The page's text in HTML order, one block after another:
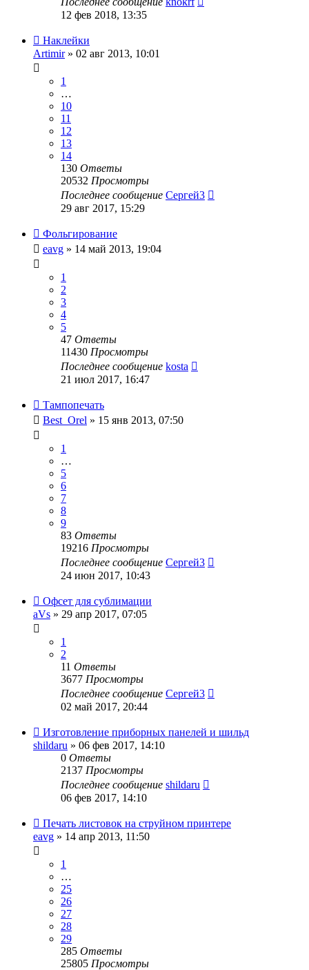
12 фев 2018, 13:35
Наклейки
Artimir» 02 авг 2013, 10:01
1
…
10
11
12
13
14
130 Ответы
20532 Просмотры
Последнее сообщение Сергей3
29 авг 2017, 15:29
Фольгирование
eavg » 14 май 2013, 19:04
1
2
3
4
5
47 Ответы
11430 Просмотры
Последнее сообщение kosta
21 июл 2017, 16:47
Тампопечать
Best_Orel » 15 янв 2013, 07:50
1
…
5
6
7
8
9
83 Ответы
19216 Просмотры
Последнее сообщение Сергей3
24 июн 2017, 10:43
Офсет для сублимации
aVs » 29 апр 2017, 07:05
1
2
11 Ответы
3677 Просмотры
Последнее сообщение Сергей3
02 май 2017, 20:44
Изготовление приборных панелей и шильд
shildaru » 06 фев 2017, 14:10
0 Ответы
2137 Просмотры
Последнее сообщение shildaru
06 фев 2017, 14:10
Печать листовок на струйном принтере
eavg » 14 апр 2013, 11:50
1
…
25
26
27
28
29
285 Ответы
25805 Просмотры